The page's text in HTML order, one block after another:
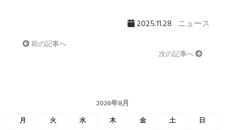
2025.11.28 ニュース
前の記事へ
次の記事へ
2026年8月
月 火 水 木 金 土
日